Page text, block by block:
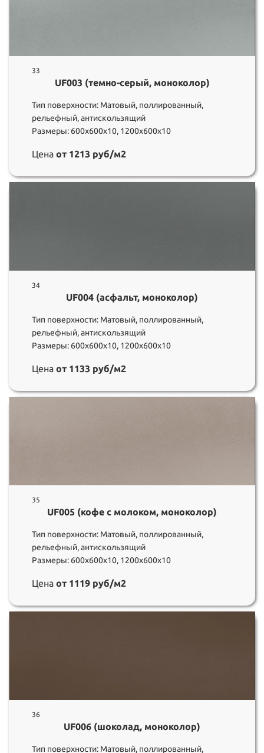
33
UF003 (темно-серый, моноколор)
Тип поверхности: Матовый, поллированный,
рельефный, антискользящий
Размеры: 600х600х10, 1200х600х10
Цена от 1213 руб/м2
34
UF004 (асфальт, моноколор)
Тип поверхности: Матовый, поллированный,
рельефный, антискользящий
Размеры: 600х600х10, 1200х600х10
Цена от 1133 руб/м2
35
UF005 (кофе с молоком, моноколор)
Тип поверхности: Матовый, поллированный,
рельефный, антискользящий
Размеры: 600х600х10, 1200х600х10
Цена от 1119 руб/м2
36
UF006 (шоколад, моноколор)
Тип поверхности: Матовый, поллированный,